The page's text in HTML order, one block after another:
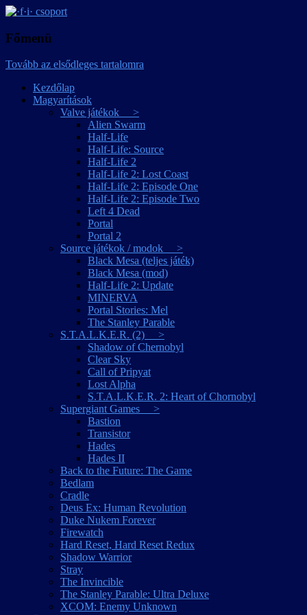
·f·i· csoport
Főmenü
Tovább az elsődleges tartalomra
Kezdőlap
Magyarítások
Valve játékok >
Alien Swarm
Half-Life
Half-Life: Source
Half-Life 2
Half-Life 2: Lost Coast
Half-Life 2: Episode One
Half-Life 2: Episode Two
Left 4 Dead
Portal
Portal 2
Source játékok / modok >
Black Mesa (teljes játék)
Black Mesa (mod)
Half-Life 2: Update
MINERVA
Portal Stories: Mel
The Stanley Parable
S.T.A.L.K.E.R. (2) >
Shadow of Chernobyl
Clear Sky
Call of Pripyat
Lost Alpha
S.T.A.L.K.E.R. 2: Heart of Chornobyl
Supergiant Games >
Bastion
Transistor
Hades
Hades II
Back to the Future: The Game
Bedlam
Cradle
Deus Ex: Human Revolution
Duke Nukem Forever
Firewatch
Hard Reset, Hard Reset Redux
Shadow Warrior
Stray
The Invincible
The Stanley Parable: Ultra Deluxe
XCOM: Enemy Unknown